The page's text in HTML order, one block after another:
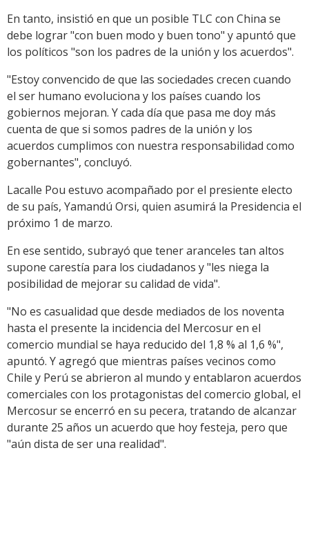
En tanto, insistió en que un posible TLC con China se
debe lograr "con buen modo y buen tono" y apuntó que
los políticos "son los padres de la unión y los acuerdos".
"Estoy convencido de que las sociedades crecen cuando
el ser humano evoluciona y los países cuando los
gobiernos mejoran. Y cada día que pasa me doy más
cuenta de que si somos padres de la unión y los
acuerdos cumplimos con nuestra responsabilidad como
gobernantes", concluyó.
Lacalle Pou estuvo acompañado por el presiente electo
de su país, Yamandú Orsi, quien asumirá la Presidencia el
próximo 1 de marzo.
En ese sentido, subrayó que tener aranceles tan altos
supone carestía para los ciudadanos y "les niega la
posibilidad de mejorar su calidad de vida".
"No es casualidad que desde mediados de los noventa
hasta el presente la incidencia del Mercosur en el
comercio mundial se haya reducido del 1,8 % al 1,6 %",
apuntó. Y agregó que mientras países vecinos como
Chile y Perú se abrieron al mundo y entablaron acuerdos
comerciales con los protagonistas del comercio global, el
Mercosur se encerró en su pecera, tratando de alcanzar
durante 25 años un acuerdo que hoy festeja, pero que
"aún dista de ser una realidad".